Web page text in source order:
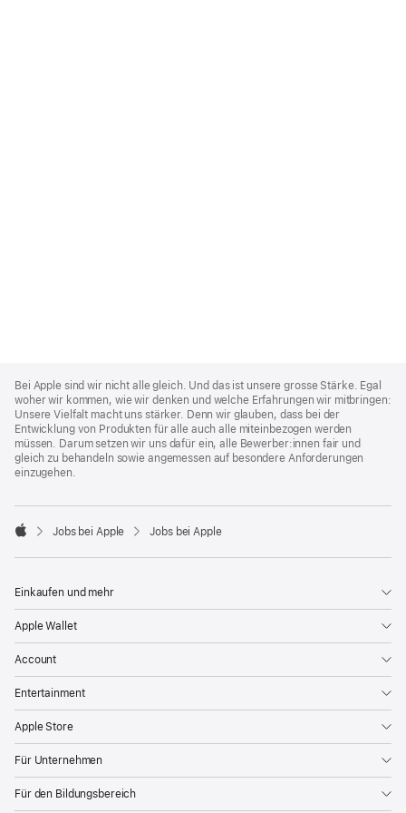
Footer
Bei Apple sind wir nicht alle gleich. Und das ist unsere grosse Stärke. Egal
woher wir kommen, wie wir denken und welche Erfahrungen wir mitbringen:
Unsere Vielfalt macht uns stärker. Denn wir glauben, dass bei der
Entwicklung von Produkten für alle auch alle miteinbezogen werden
müssen. Darum setzen wir uns dafür ein, alle Bewerber:innen fair und
gleich zu behandeln sowie angemessen auf besondere Anforderungen
einzugehen.

Jobs bei Apple Jobs bei Apple
Einkaufen und mehr
Apple Wallet
Account
Entertainment
Apple Store
Für Unternehmen
Für den Bildungsbereich